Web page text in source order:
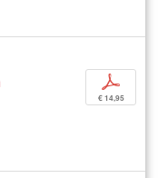
p
€ 14,95